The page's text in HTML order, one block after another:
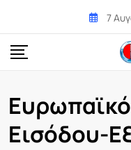
content
7
Εισόδου-